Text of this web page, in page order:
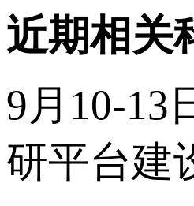
近期相关
9月10-13
研平台建